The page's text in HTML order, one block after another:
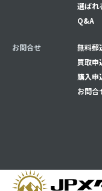
選ばれ
Q&A
お問合せ
無料郵
買取申
購入申
お問合